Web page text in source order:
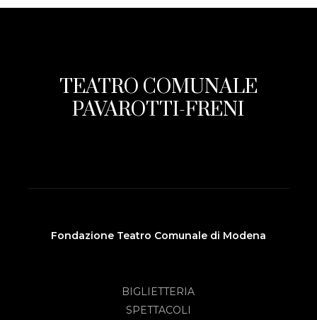
TEATRO COMUNALE
PAVAROTTI-FRENI
Fondazione Teatro Comunale di Modena
BIGLIETTERIA
SPETTACOLI